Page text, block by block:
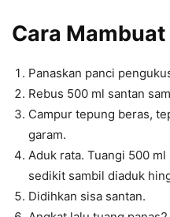
Cara
Panaskan panci
Rebus 500 ml santan
Campur tepung beras,
garam.
Aduk rata. Tuangi 500
sedikit sambil diaduk
Didihkan sisa santan.